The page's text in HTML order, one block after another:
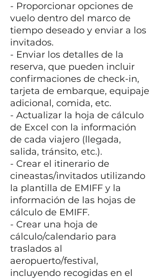
- Proporcionar opciones de
vuelo dentro del marco de
tiempo deseado y enviar a los
invitados.
- Enviar los detalles de la
reserva, que pueden incluir
confirmaciones de check-in,
tarjeta de embarque, equipaje
adicional, comida, etc.
- Actualizar la hoja de cálculo
de Excel con la información
de cada viajero (llegada,
salida, tránsito, etc.).
- Crear el itinerario de
cineastas/invitados utilizando
la plantilla de EMIFF y la
información de las hojas de
cálculo de EMIFF.
- Crear una hoja de
cálculo/calendario para
traslados al
aeropuerto/festival,
incluyendo recogidas en el